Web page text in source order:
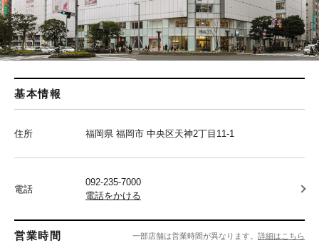
基本情報
住所 福岡県 福岡市 中央区天神2丁目11-1
電話
092-235-7000
電話をかける
営業時間 一部店舗は営業時間が異なります。 詳細はこちら